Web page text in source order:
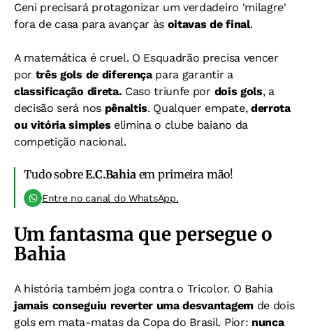
Ceni precisará protagonizar um verdadeiro 'milagre'
fora de casa para avançar às oitavas de final.
A matemática é cruel. O Esquadrão precisa vencer
por três gols de diferençapara garantir a
classificação direta. Caso triunfe por dois gols, a
decisão será nos pênaltis. Qualquer empate, derrota
ou vitória simples elimina o clube baiano da
competição nacional.
Tudo sobreE.C.Bahiaem primeira mão!
Entre no canal do WhatsApp.
Um fantasma que persegue o
Bahia
A história também joga contra o Tricolor. O Bahia
jamais conseguiu reverter uma desvantagemde dois
gols em mata-matas da Copa do Brasil. Pior: nunca